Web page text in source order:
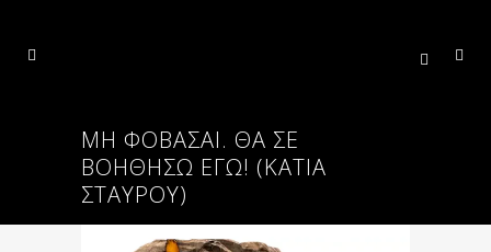
ΜΗ ΦΟΒΆΣΑΙ. ΘΑ ΣΕ
ΒΟΗΘΉΣΩ ΕΓΏ! (ΚΑΤΙΑ
ΣΤΑΥΡΟΥ)